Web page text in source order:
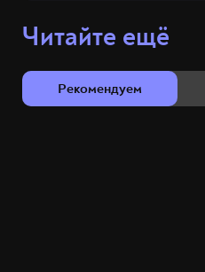
Читайте ещё
Рекомендуем